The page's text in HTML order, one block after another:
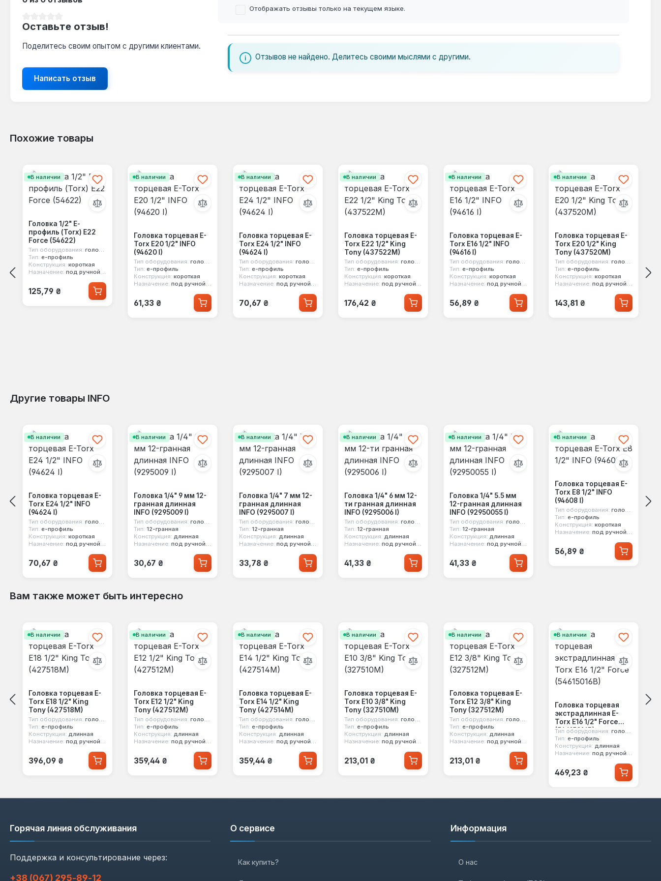
Оставьте отзыв!
Поделитесь своим опытом с другими клиентами.
Написать отзыв
Отображать отзывы только на текущем языке.
Отзывов не найдено. Делитесь своими мыслями с другими.
Похожие товары
В наличии
Головка 1/2" Е-
профиль (Torx) E22
Force (54622)
Тип оборудования: головка стандартная
Тип: е-профиль
Конструкция: короткая
Назначение: под ручной инструмент
Обычная цена:
125,79 ₴
В наличии
Головка торцевая E-
Torx E20 1/2" INFO
(94620 I)
Тип оборудования: головка стандартная
Тип: е-профиль
Конструкция: короткая
Назначение: под ручной инструмент
Обычная цена:
61,33 ₴
В наличии
Головка торцевая E-
Torx E24 1/2" INFO
(94624 I)
Тип оборудования: головка стандартная
Тип: е-профиль
Конструкция: короткая
Назначение: под ручной инструмент
Обычная цена:
70,67 ₴
В наличии
Головка торцевая E-
Torx E22 1/2" King
Tony (437522M)
Тип оборудования: головка стандартная
Тип: е-профиль
Конструкция: короткая
Назначение: под ручной инструмент
Обычная цена:
176,42 ₴
В наличии
Головка торцевая E-
Torx E16 1/2" INFO
(94616 I)
Тип оборудования: головка стандартная
Тип: е-профиль
Конструкция: короткая
Назначение: под ручной инструмент
Обычная цена:
56,89 ₴
В наличии
Головка торцевая E-
Torx E20 1/2" King
Tony (437520M)
Тип оборудования: головка стандартная
Тип: е-профиль
Конструкция: короткая
Назначение: под ручной инструмент
Обычная цена:
143,81 ₴
Другие товары INFO
В наличии
Головка торцевая E-
Torx E24 1/2" INFO
(94624 I)
Тип оборудования: головка стандартная
Тип: е-профиль
Конструкция: короткая
Назначение: под ручной инструмент
Обычная цена:
70,67 ₴
В наличии
Головка 1/4" 9 мм 12-
гранная длинная
INFO (9295009 I)
Тип оборудования: головка стандартная
Тип: 12-гранная
Конструкция: длинная
Назначение: под ручной инструмент
Обычная цена:
30,67 ₴
В наличии
Головка 1/4" 7 мм 12-
гранная длинная
INFO (9295007 I)
Тип оборудования: головка стандартная
Тип: 12-гранная
Конструкция: длинная
Назначение: под ручной инструмент
Обычная цена:
33,78 ₴
В наличии
Головка 1/4" 6 мм 12-
ти гранная длинная
INFO (9295006 I)
Тип оборудования: головка стандартная
Тип: 12-гранная
Конструкция: длинная
Назначение: под ручной инструмент
Обычная цена:
41,33 ₴
В наличии
Головка 1/4" 5.5 мм
12-гранная длинная
INFO (92950055 I)
Тип оборудования: головка стандартная
Тип: 12-гранная
Конструкция: длинная
Назначение: под ручной инструмент
Обычная цена:
41,33 ₴
В наличии
Головка торцевая E-
Torx E8 1/2" INFO
(94608 I)
Тип оборудования: головка стандартная
Тип: е-профиль
Конструкция: короткая
Назначение: под ручной инструмент
Обычная цена:
56,89 ₴
Вам также может быть интересно
В наличии
Головка торцевая E-
Torx E18 1/2" King
Tony (427518M)
Тип оборудования: головка стандартная
Тип: е-профиль
Конструкция: длинная
Назначение: под ручной инструмент
Обычная цена:
396,09 ₴
В наличии
Головка торцевая E-
Torx E12 1/2" King
Tony (427512M)
Тип оборудования: головка стандартная
Тип: е-профиль
Конструкция: длинная
Назначение: под ручной инструмент
Обычная цена:
359,44 ₴
В наличии
Головка торцевая E-
Torx E14 1/2" King
Tony (427514M)
Тип оборудования: головка стандартная
Тип: е-профиль
Конструкция: длинная
Назначение: под ручной инструмент
Обычная цена:
359,44 ₴
В наличии
Головка торцевая E-
Torx E10 3/8" King
Tony (327510M)
Тип оборудования: головка стандартная
Тип: е-профиль
Конструкция: длинная
Назначение: под ручной инструмент
Обычная цена:
213,01 ₴
В наличии
Головка торцевая E-
Torx E12 3/8" King
Tony (327512M)
Тип оборудования: головка стандартная
Тип: е-профиль
Конструкция: длинная
Назначение: под ручной инструмент
Обычная цена:
213,01 ₴
В наличии
Головка торцевая
экстрадлинная E-
Torx E16 1/2" Force
(54615016B)
Тип оборудования: головка стандартная
Тип: е-профиль
Конструкция: длинная
Назначение: под ручной инструмент
Обычная цена:
469,23 ₴
Горячая линия обслуживания
Поддержка и консультирование через:
+38 (067) 295‑89‑12
О сервисе
Как купить?
Информация
О нас